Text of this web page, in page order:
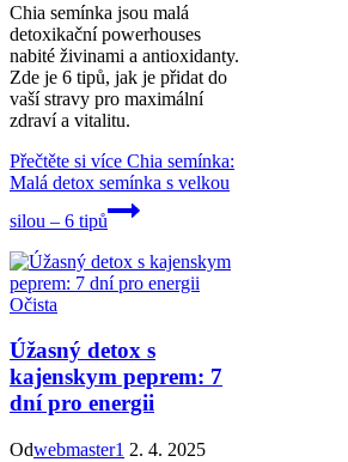
Chia semínka jsou malá
detoxikační powerhouses
nabité živinami a antioxidanty.
Zde je 6 tipů, jak je přidat do
vaší stravy pro maximální
zdraví a vitalitu.
Přečtěte si více Chia semínka:
Malá detox semínka s velkou
silou – 6 tipů
Očista
Úžasný detox s
kajenskym peprem: 7
dní pro energii
Odwebmaster1 2. 4. 2025